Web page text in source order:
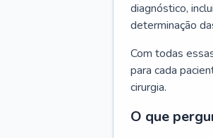
diagnóstico,
determinação
Com todas
para cada
cirurgia.
O que